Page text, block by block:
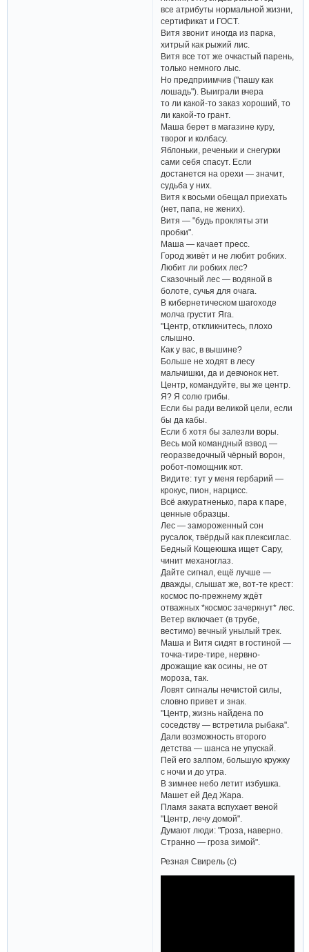
все атрибуты нормальной жизни,
сертификат и ГОСТ.
Витя звонит иногда из парка,
хитрый как рыжий лис.
Витя все тот же очкастый парень,
только немного лыс.
Но предприимчив ("пашу как
лошадь"). Выиграли вчера
то ли какой-то заказ хороший, то
ли какой-то грант.
Маша берет в магазине куру,
творог и колбасу.
Яблоньки, реченьки и снегурки
сами себя спасут. Если
достанется на орехи — значит,
судьба у них.
Витя к восьми обещал приехать
(нет, папа, не жених).
Витя — "будь прокляты эти
пробки".
Маша — качает пресс.
Город живёт и не любит робких.
Любит ли робких лес?
Сказочный лес — водяной в
болоте, сучья для очага.
В кибернетическом шагоходе
молча грустит Яга.
"Центр, откликнитесь, плохо
слышно.
Как у вас, в вышине?
Больше не ходят в лесу
мальчишки, да и девчонок нет.
Центр, командуйте, вы же центр.
Я? Я солю грибы.
Если бы ради великой цели, если
бы да кабы.
Если б хотя бы залезли воры.
Весь мой командный взвод —
георазведочный чёрный ворон,
робот-помощник кот.
Видите: тут у меня гербарий —
крокус, пион, нарцисс.
Всё аккуратненько, пара к паре,
ценные образцы.
Лес — замороженный сон
русалок, твёрдый как плексиглас.
Бедный Кощеюшка ищет Сару,
чинит механоглаз.
Дайте сигнал, ещё лучше —
дважды, слышат же, вот-те крест:
космос по-прежнему ждёт
отважных *космос зачеркнут* лес.
Ветер включает (в трубе,
вестимо) вечный унылый трек.
Маша и Витя сидят в гостиной —
точка-тире-тире, нервно-
дрожащие как осины, не от
мороза, так.
Ловят сигналы нечистой силы,
словно привет и знак.
"Центр, жизнь найдена по
соседству — встретила рыбака".
Дали возможность второго
детства — шанса не упускай.
Пей его залпом, большую кружку
с ночи и до утра.
В зимнее небо летит избушка.
Машет ей Дед Жара.
Пламя заката вспухает веной
"Центр, лечу домой".
Думают люди: "Гроза, наверно.
Странно — гроза зимой".
Резная Свирель (с)